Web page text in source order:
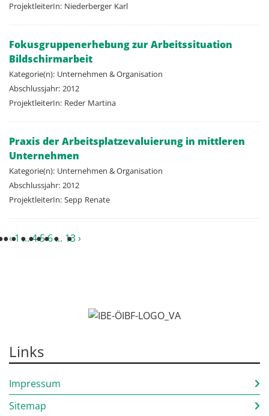
ProjektleiterIn: Niederberger Karl
Fokusgruppenerhebung zur Arbeitssituation
Bildschirmarbeit
Kategorie(n): Unternehmen & Organisation
Abschlussjahr: 2012
ProjektleiterIn: Reder Martina
Praxis der Arbeitsplatzevaluierung in mittleren
Unternehmen
Kategorie(n): Unternehmen & Organisation
Abschlussjahr: 2012
ProjektleiterIn: Sepp Renate
‹1 ...456... 13›
Links
Impressum
Sitemap